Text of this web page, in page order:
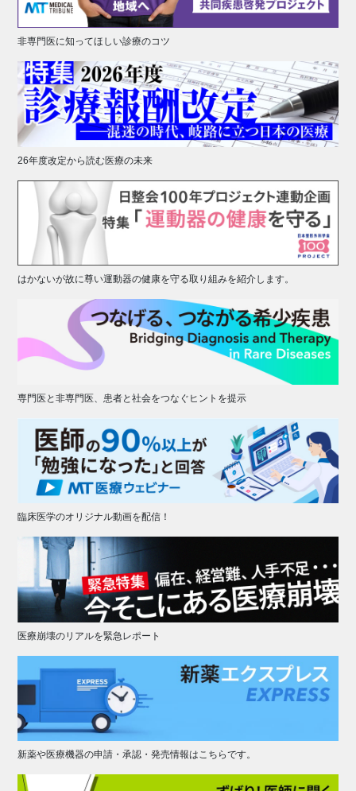
非専門医に知ってほしい診療のコツ
26年度改定から読む医療の未来
はかないが故に尊い運動器の健康を守る取り組みを紹介します。
専門医と非専門医、患者と社会をつなぐヒントを提示
臨床医学のオリジナル動画を配信！
医療崩壊のリアルを緊急レポート
新薬や医療機器の申請・承認・発売情報はこちらです。